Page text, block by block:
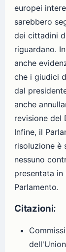
europei
sarebbero
dei cittadini
riguardano.
anche
che i giudici
dal
anche
revisione del
Infine, il
risoluzione è
nessuno
presentata in
Parlamento.
Citazioni: